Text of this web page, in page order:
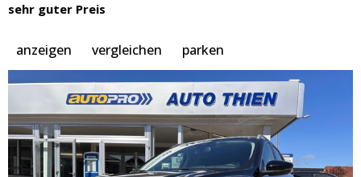
sehr guter Preis
anzeigen vergleichen parken